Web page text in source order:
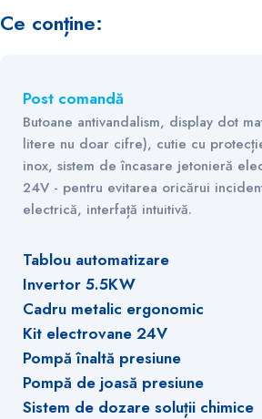
Ce conține:
Post comandă
Butoane antivandalism, display dot
litere nu doar cifre), cutie cu
inox, sistem de încasare jetonieră
24V - pentru evitarea oricărui
electrică, interfață intuitivă.
Tablou automatizare
Invertor 5.5KW
Cadru metalic ergonomic
Kit electrovane 24V
Pompă înaltă presiune
Pompă de joasă presiune
Sistem de dozare soluții chimice